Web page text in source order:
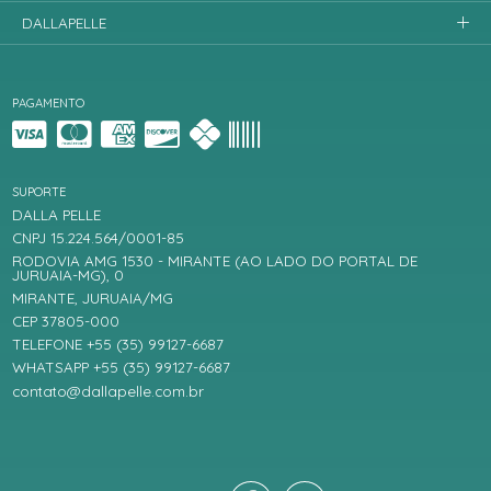
PAGAMENTO
SUPORTE
DALLA PELLE
CNPJ 15.224.564/0001-85
RODOVIA AMG 1530 - MIRANTE (AO LADO DO PORTAL DE
JURUAIA-MG), 0
MIRANTE, JURUAIA/MG
CEP 37805-000
TELEFONE +55 (35) 99127-6687
WHATSAPP +55 (35) 99127-6687
contato@dallapelle.com.br
DALLAPELLE